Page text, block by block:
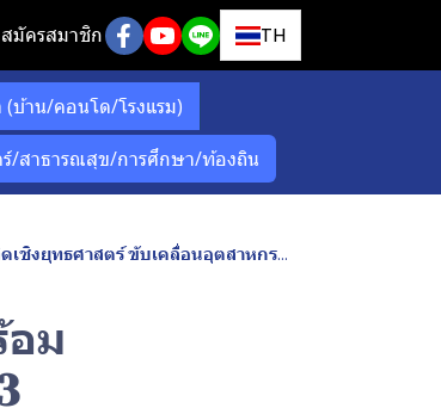
สมัครสมาชิก TH
(บ้าน/คอนโด/โรงแรม)
/สาธารณสุข/การศึกษา/ท้องถิน
คลื่อนอุตสาหกรรมประกันภัยไทยสู่อนาคต
ม